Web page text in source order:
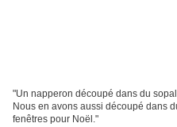
"Un napperon découpé dans du
Nous en avons aussi découpé dans
fenêtres pour Noël."